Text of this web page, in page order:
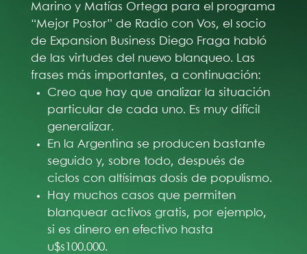
Marino y Matías Ortega para el programa
“Mejor Postor” de Radio con Vos, el socio
de Expansion Business Diego Fraga habló
de las virtudes del nuevo blanqueo. Las
frases más importantes, a continuación:
Creo que hay que analizar la situación
particular de cada uno. Es muy difícil
generalizar.
En la Argentina se producen bastante
seguido y, sobre todo, después de
ciclos con altísimas dosis de populismo.
Hay muchos casos que permiten
blanquear activos gratis, por ejemplo,
si es dinero en efectivo hasta
u$s100.000.